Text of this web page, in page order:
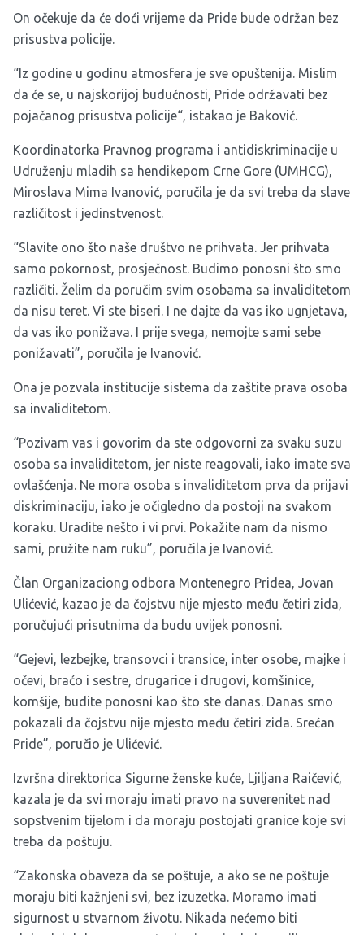
On očekuje da će doći vrijeme da Pride bude održan bez
prisustva policije.
“Iz godine u godinu atmosfera je sve opuštenija. Mislim
da će se, u najskorijoj budućnosti, Pride održavati bez
pojačanog prisustva policije“, istakao je Baković.
Koordinatorka Pravnog programa i antidiskriminacije u
Udruženju mladih sa hendikepom Crne Gore (UMHCG),
Miroslava Mima Ivanović, poručila je da svi treba da slave
različitost i jedinstvenost.
“Slavite ono što naše društvo ne prihvata. Jer prihvata
samo pokornost, prosječnost. Budimo ponosni što smo
različiti. Želim da poručim svim osobama sa invaliditetom
da nisu teret. Vi ste biseri. I ne dajte da vas iko ugnjetava,
da vas iko ponižava. I prije svega, nemojte sami sebe
ponižavati”, poručila je Ivanović.
Ona je pozvala institucije sistema da zaštite prava osoba
sa invaliditetom.
“Pozivam vas i govorim da ste odgovorni za svaku suzu
osoba sa invaliditetom, jer niste reagovali, iako imate sva
ovlašćenja. Ne mora osoba s invaliditetom prva da prijavi
diskriminaciju, iako je očigledno da postoji na svakom
koraku. Uradite nešto i vi prvi. Pokažite nam da nismo
sami, pružite nam ruku”, poručila je Ivanović.
Član Organizaciong odbora Montenegro Pridea, Jovan
Ulićević, kazao je da čojstvu nije mjesto među četiri zida,
poručujući prisutnima da budu uvijek ponosni.
“Gejevi, lezbejke, transovci i transice, inter osobe, majke i
očevi, braćo i sestre, drugarice i drugovi, komšinice,
komšije, budite ponosni kao što ste danas. Danas smo
pokazali da čojstvu nije mjesto među četiri zida. Srećan
Pride”, poručio je Ulićević.
Izvršna direktorica Sigurne ženske kuće, Ljiljana Raičević,
kazala je da svi moraju imati pravo na suverenitet nad
sopstvenim tijelom i da moraju postojati granice koje svi
treba da poštuju.
“Zakonska obaveza da se poštuje, a ako se ne poštuje
moraju biti kažnjeni svi, bez izuzetka. Moramo imati
sigurnost u stvarnom životu. Nikada nećemo biti